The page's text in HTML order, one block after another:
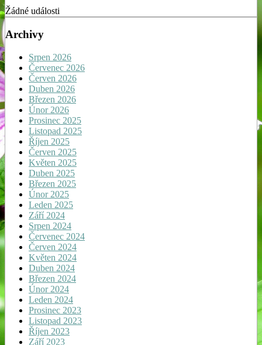
Žádné události
Archivy
Srpen 2026
Červenec 2026
Červen 2026
Duben 2026
Březen 2026
Únor 2026
Prosinec 2025
Listopad 2025
Říjen 2025
Červen 2025
Květen 2025
Duben 2025
Březen 2025
Únor 2025
Leden 2025
Září 2024
Srpen 2024
Červenec 2024
Červen 2024
Květen 2024
Duben 2024
Březen 2024
Únor 2024
Leden 2024
Prosinec 2023
Listopad 2023
Říjen 2023
Září 2023